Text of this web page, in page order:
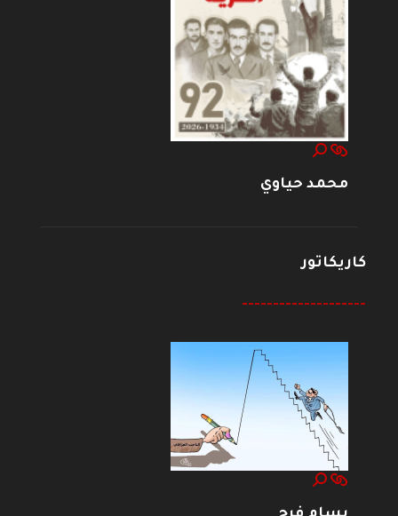
محمد حياوي
كاريكاتور
--------------------